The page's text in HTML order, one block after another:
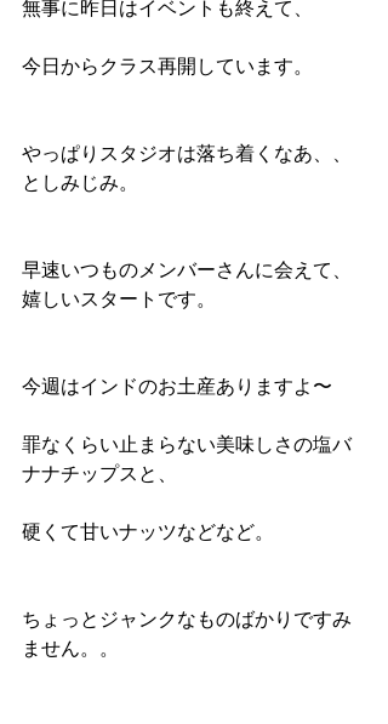
無事に昨日はイベントも終えて、
今日からクラス再開しています。
やっぱりスタジオは落ち着くなあ、、
としみじみ。
早速いつものメンバーさんに会えて、
嬉しいスタートです。
今週はインドのお土産ありますよ〜
罪なくらい止まらない美味しさの塩バ
ナナチップスと、
硬くて甘いナッツなどなど。
ちょっとジャンクなものばかりですみ
ません。。